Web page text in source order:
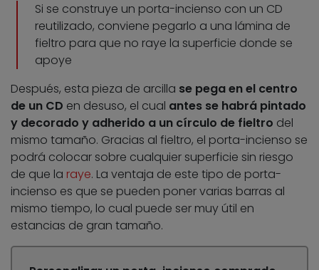
Si se construye un porta-incienso con un CD
reutilizado, conviene pegarlo a una lámina de
fieltro para que no raye la superficie donde se
apoye
Después, esta pieza de arcilla se pega en el centro
de un CD en desuso, el cual antes se habrá pintado
y decorado y adherido a un círculo de fieltro del
mismo tamaño. Gracias al fieltro, el porta-incienso se
podrá colocar sobre cualquier superficie sin riesgo
de que la raye. La ventaja de este tipo de porta-
incienso es que se pueden poner varias barras al
mismo tiempo, lo cual puede ser muy útil en
estancias de gran tamaño.